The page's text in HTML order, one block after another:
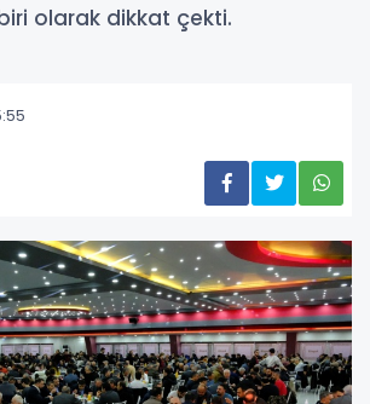
olarak dikkat çekti.